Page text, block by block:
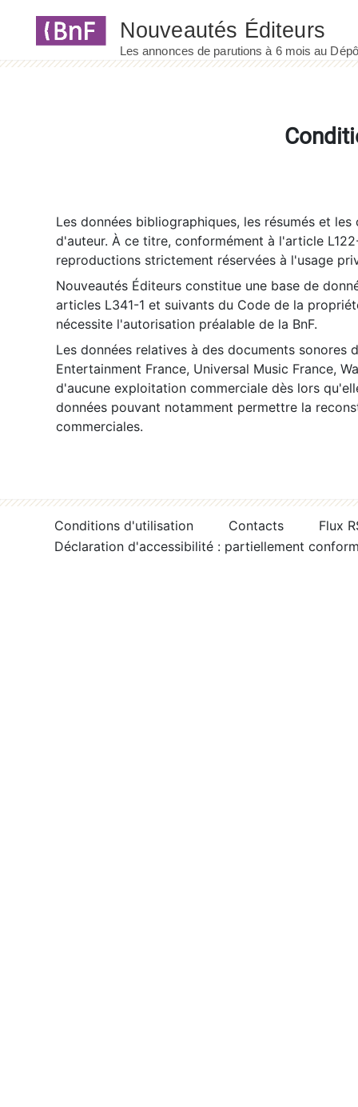
Les données bibliographiques, les résumés et
d'auteur. À ce titre, conformément à l'article
reproductions strictement réservées à l'usage
Nouveautés Éditeurs constitue une base de
articles L341-1 et suivants du Code de la
nécessite l'autorisation préalable de la BnF.
Les données relatives à des documents sonores
Entertainment France, Universal Music France,
d'aucune exploitation commerciale dès lors
données pouvant notamment permettre la
commerciales.
Conditions d'utilisation Contacts
Flux
Déclaration d'accessibilité : partiellement